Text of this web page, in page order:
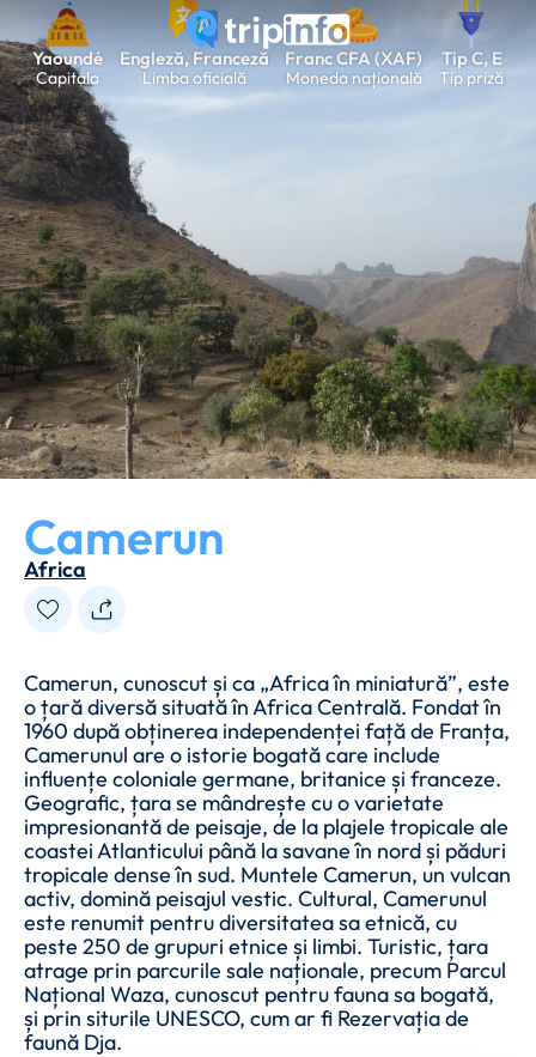
Yaoundé
Capitala
Engleză, Franceză
Limba oficială
Franc CFA (XAF)
Moneda națională
Tip C, E
Tip priză
Camerun
Africa
Camerun, cunoscut și ca „Africa în miniatură”, este
o țară diversă situată în Africa Centrală. Fondat în
1960 după obținerea independenței față de Franța,
Camerunul are o istorie bogată care include
influențe coloniale germane, britanice și franceze.
Geografic, țara se mândrește cu o varietate
impresionantă de peisaje, de la plajele tropicale ale
coastei Atlanticului până la savane în nord și păduri
tropicale dense în sud. Muntele Camerun, un vulcan
activ, domină peisajul vestic. Cultural, Camerunul
este renumit pentru diversitatea sa etnică, cu
peste 250 de grupuri etnice și limbi. Turistic, țara
atrage prin parcurile sale naționale, precum Parcul
Național Waza, cunoscut pentru fauna sa bogată,
și prin siturile UNESCO, cum ar fi Rezervația de
faună Dja.